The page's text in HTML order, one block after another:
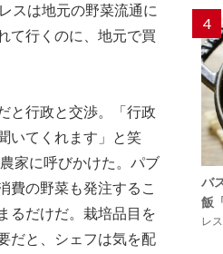
スは地元の野菜流通に
て行くのに、地元で買
と行政と交渉。「行政
いてくれます」と笑
家に呼びかけた。パブ
費の野菜も発注するこ
るだけだ。栽培品目を
だと、シェフは気を配
4
バ
飯
レ